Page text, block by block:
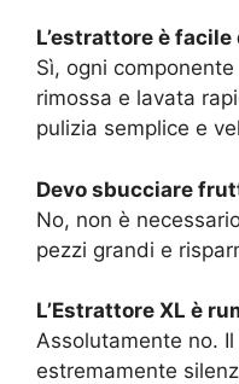
L’estrattore è
Sì, ogni
rimossa e lavata
pulizia semplice e
Devo sbucciare
No, non è
pezzi grandi e
L’Estrattore XL è
Assolutamente no.
estremamente